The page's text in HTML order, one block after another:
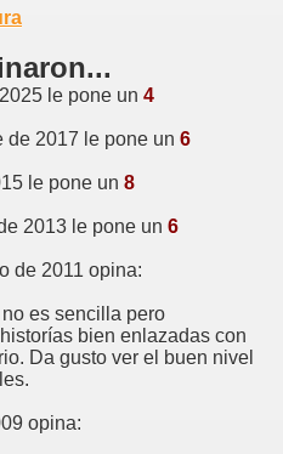
le pone un 4
de 2017 le pone un 6
le pone un 8
2013 le pone un 6
de 2011 opina:
es sencilla pero
bien enlazadas con
Da gusto ver el buen nivel
opina: